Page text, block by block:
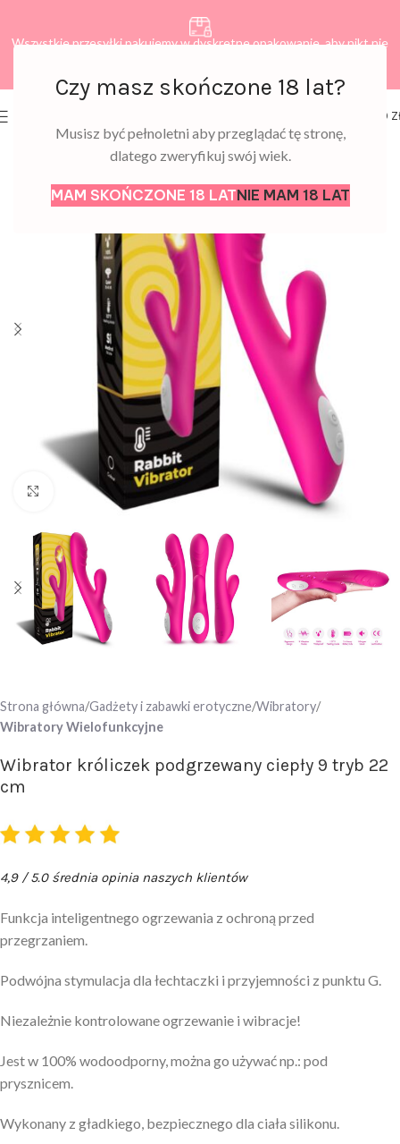
Czy masz skończone 18 lat?
Musisz być pełnoletni aby przeglądać tę stronę,
dlatego zweryfikuj swój wiek.
MAM SKOŃCZONE 18 LATNIE MAM 18 LAT
Wszystkie przesyłki pakujemy w dyskretne opakowanie, aby nikt nie
0,00
Click to enlarge
Strona główna Gadżety i zabawki erotyczne Wibratory
Wibratory Wielofunkcyjne
Wibrator króliczek podgrzewany ciepły 9 tryb 22
cm
4,9 / 5.0 średnia opinia naszych klientów
Funkcja inteligentnego ogrzewania z ochroną przed
przegrzaniem.
Podwójna stymulacja dla łechtaczki i przyjemności z punktu G.
Niezależnie kontrolowane ogrzewanie i wibracje!
Jest w 100% wodoodporny, można go używać np.: pod
prysznicem.
Wykonany z gładkiego, bezpiecznego dla ciała silikonu.